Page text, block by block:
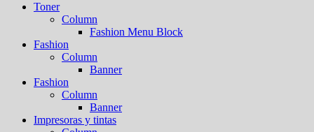
Toner
Column
Fashion Menu Block
Fashion
Column
Banner
Fashion
Column
Banner
Impresoras y tintas